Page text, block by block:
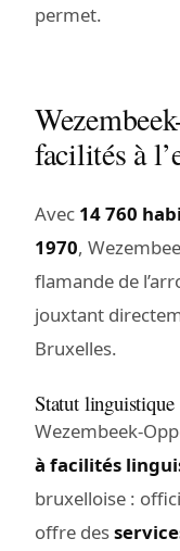
permet.
facilités à
Avec 14 760
1970,
flamande de
jouxtant
Bruxelles.
Statut linguistique
Wezembeek-
à facilités
bruxelloise :
offre des